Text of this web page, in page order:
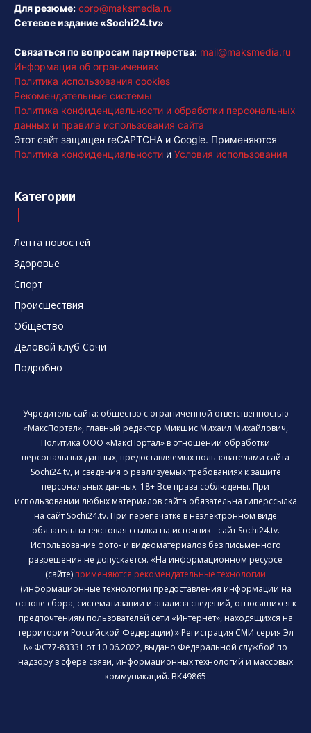
Для резюме: corp@maksmedia.ru
Сетевое издание «Sochi24.tv»
Связаться по вопросам партнерства: mail@maksmedia.ru
Информация об ограничениях
Политика использования cookies
Рекомендательные системы
Политика конфиденциальности и обработки персональных
данных и правила использования сайта
Этот сайт защищен reCAPTCHA и Google. Применяются
Политика конфиденциальности и Условия использования
Категории
Лента новостей
Здоровье
Спорт
Происшествия
Общество
Деловой клуб Сочи
Подробно
Учредитель сайта: общество с ограниченной ответственностью
«МаксПортал», главный редактор Микшис Михаил Михайлович,
Политика ООО «МаксПортал» в отношении обработки
персональных данных, предоставляемых пользователями сайта
Sochi24.tv, и сведения о реализуемых требованиях к защите
персональных данных. 18+ Все права соблюдены. При
использовании любых материалов сайта обязательна гиперссылка
на сайт Sochi24.tv. При перепечатке в неэлектронном виде
обязательна текстовая ссылка на источник - сайт Sochi24.tv.
Использование фото- и видеоматериалов без письменного
разрешения не допускается. «На информационном ресурсе
(сайте) применяются рекомендательные технологии
(информационные технологии предоставления информации на
основе сбора, систематизации и анализа сведений, относящихся к
предпочтениям пользователей сети «Интернет», находящихся на
территории Российской Федерации).» Регистрация СМИ серия Эл
№ ФС77-83331 от 10.06.2022, выдано Федеральной службой по
надзору в сфере связи, информационных технологий и массовых
коммуникаций. ВК49865